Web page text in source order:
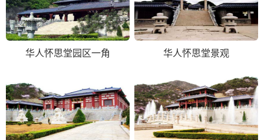
华人怀思堂园区一角 华人怀思堂景观